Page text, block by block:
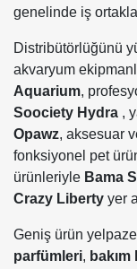
genelinde iş
Distribütörlüğünü
akvaryum
Aquarium,
Soociety Hydra ,
Opawz, aksesuar
fonksiyonel pet
ürünleriyle Bama
Crazy Liberty yer
Geniş ürün
parfümleri,